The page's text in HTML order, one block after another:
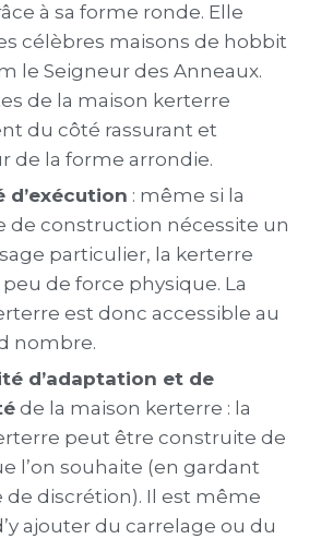
à sa forme ronde. Elle
célèbres maisons de hobbit
le Seigneur des Anneaux.
de la maison kerterre
du côté rassurant et
de la forme arrondie.
d’exécution : même si la
de construction nécessite un
particulier, la kerterre
de force physique. La
est donc accessible au
nombre.
d’adaptation et de
de la maison kerterre : l a
peut être construite de
l’on souhaite (en gardant
de discrétion). Il est même
ajouter du carrelage ou du